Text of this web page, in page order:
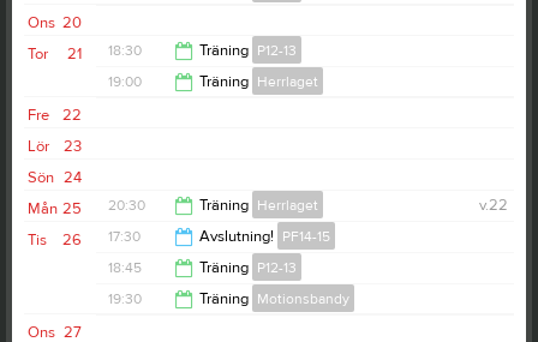
21:00
20
Ons
21
Tor 18:30 Träning P12-13
19:00 Träning Herrlaget
22
Fre
23
Lör
24
Sön
25
Mån v.22
20:30 Träning Herrlaget
22:00
26
Tis 17:30 Avslutning! PF14-15
20:00
18:45 Träning P12-13
19:30 Träning Motionsbandy
27
Ons